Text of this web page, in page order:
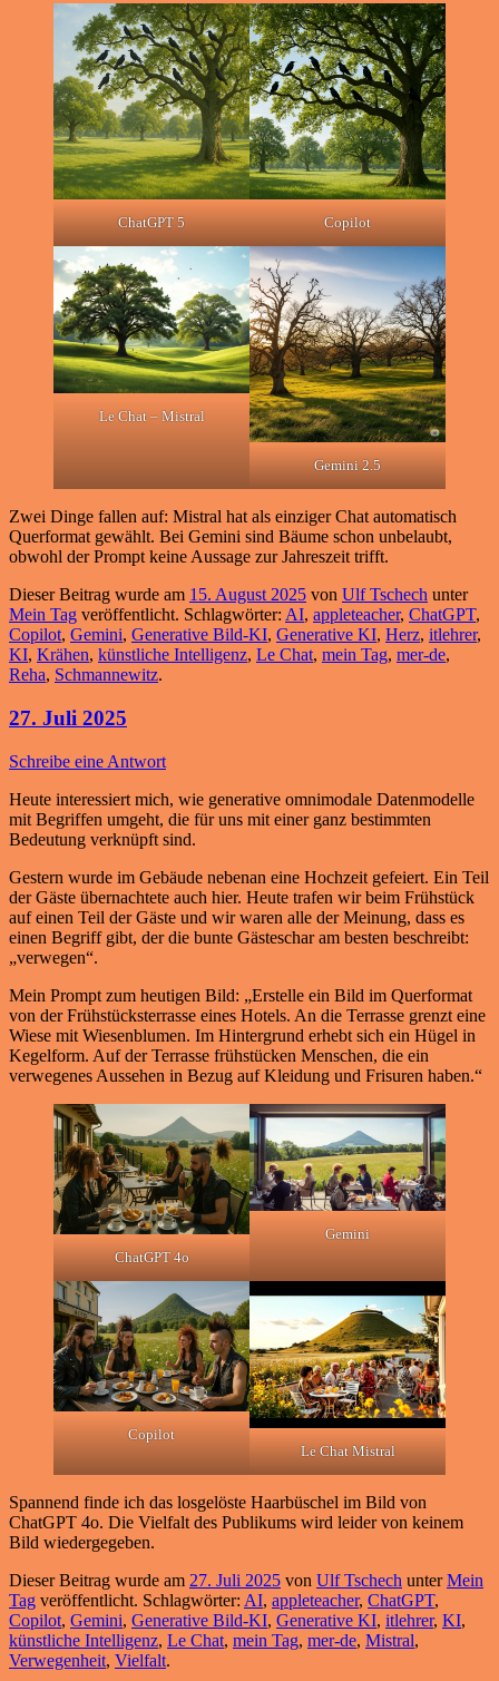
ChatGPT 5 Copilot
Le Chat – Mistral
Gemini 2.5
Zwei Dinge fallen auf: Mistral hat als einziger Chat automatisch
Querformat gewählt. Bei Gemini sind Bäume schon unbelaubt,
obwohl der Prompt keine Aussage zur Jahreszeit trifft.
Dieser Beitrag wurde am 15. August 2025 von Ulf Tschech unter
Mein Tag veröffentlicht. Schlagwörter: AI, appleteacher, ChatGPT,
Copilot, Gemini, Generative Bild-KI, Generative KI, Herz, itlehrer,
KI, Krähen, künstliche Intelligenz, Le Chat, mein Tag, mer-de,
Reha, Schmannewitz.
27. Juli 2025
Schreibe eine Antwort
Heute interessiert mich, wie generative omnimodale Datenmodelle
mit Begriffen umgeht, die für uns mit einer ganz bestimmten
Bedeutung verknüpft sind.
Gestern wurde im Gebäude nebenan eine Hochzeit gefeiert. Ein Teil
der Gäste übernachtete auch hier. Heute trafen wir beim Frühstück
auf einen Teil der Gäste und wir waren alle der Meinung, dass es
einen Begriff gibt, der die bunte Gästeschar am besten beschreibt:
„verwegen“.
Mein Prompt zum heutigen Bild: „Erstelle ein Bild im Querformat
von der Frühstücksterrasse eines Hotels. An die Terrasse grenzt eine
Wiese mit Wiesenblumen. Im Hintergrund erhebt sich ein Hügel in
Kegelform. Auf der Terrasse frühstücken Menschen, die ein
verwegenes Aussehen in Bezug auf Kleidung und Frisuren haben.“
ChatGPT 4o
Gemini
Copilot
Le Chat Mistral
Spannend finde ich das losgelöste Haarbüschel im Bild von
ChatGPT 4o. Die Vielfalt des Publikums wird leider von keinem
Bild wiedergegeben.
Dieser Beitrag wurde am 27. Juli 2025 von Ulf Tschech unterMein
Tag veröffentlicht. Schlagwörter: AI, appleteacher, ChatGPT,
Copilot, Gemini, Generative Bild-KI, Generative KI, itlehrer, KI,
künstliche Intelligenz, Le Chat, mein Tag, mer-de, Mistral,
Verwegenheit, Vielfalt.